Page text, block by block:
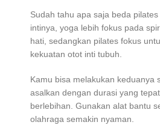
Sudah tahu apa saja beda
intinya, yoga lebih fokus pada
hati, sedangkan pilates fokus
kekuatan otot inti tubuh.
Kamu bisa melakukan keduanya
asalkan dengan durasi yang
berlebihan. Gunakan alat bantu
olahraga semakin nyaman.